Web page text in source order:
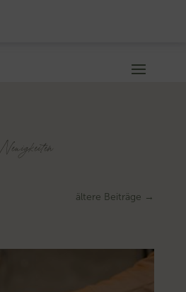
Neuigkeiten
ältere Beiträge →